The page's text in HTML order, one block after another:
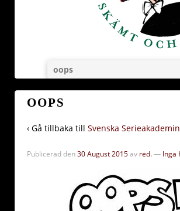
oops
OOPS
‹ Gå tillbaka till Svenska
Publicerad den30 August 2015av red.— Inga